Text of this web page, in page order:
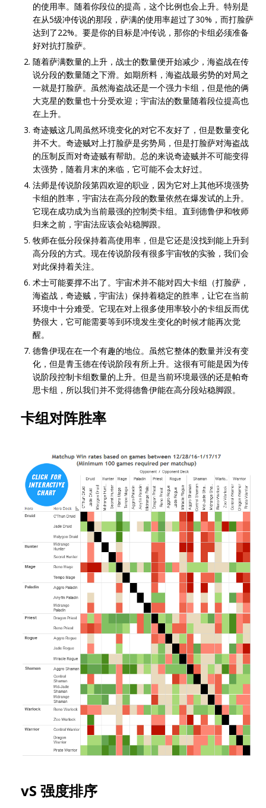
的使用率。随着你段位的提高，这个比例也会上升。特别是
在从5级冲传说的那段，萨满的使用率超过了30%，而打脸萨
达到了22%。要是你的目标是冲传说，那你的卡组必须准备
好对抗打脸萨。
随着萨满数量的上升，战士的数量便开始减少，海盗战在传
说分段的数量随之下滑。如期所料，海盗战最劣势的对局之
一就是打脸萨。虽然海盗战还是一个强力卡组，但是他的俩
大克星的数量也十分受欢迎；宇宙法的数量随着段位提高也
在上升。
奇迹贼这几周虽然环境变化的对它不友好了，但是数量变化
并不大。奇迹贼对上打脸萨是劣势局，但是打脸萨对海盗战
的压制反而对奇迹贼有帮助。总的来说奇迹贼并不可能变得
太强势，随着月末的来临，它可能不会太好过。
法师是传说阶段第四欢迎的职业，因为它对上其他环境强势
卡组的胜率，宇宙法在高分段的数量依然在爆发试的上升。
它现在成功成为当前最强的控制类卡组。直到德鲁伊和牧师
归来之前，宇宙法应该会站稳脚跟。
牧师在低分段保持着高使用率，但是它还是没找到能上升到
高分段的方式。现在传说阶段有很多宇宙牧的实验，我们会
对此保持着关注。
术士可能要撑不出了。宇宙术并不能对四大卡组（打脸萨，
海盗战，奇迹贼，宇宙法）保持着稳定的胜率，让它在当前
环境中十分难受。它现在对上很多使用率较小的卡组反而优
势很大，它可能需要等到环境发生变化的时候才能再次觉
醒。
德鲁伊现在在一个有趣的地位。虽然它整体的数量并没有变
化，但是青玉德在传说阶段有所上升。这很有可能是因为传
说阶段控制卡组数量的上升。但是当前环境最强的还是帕奇
思卡组，所以我们并不觉得德鲁伊能在高分段站稳脚跟。
卡组对阵胜率
vS 强度排序